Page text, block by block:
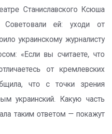
Станиславского Ксюша
Советовали ей: уходи от
украинскому журналисту
«Если вы считаете, что
от кремлевских
что с точки зрения
украинский. Какую часть
таким ответом — покажут